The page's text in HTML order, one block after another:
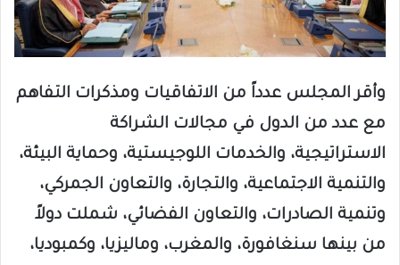
وأقر المجلس عدداً من الاتفاقيات ومذكرات التفاهم
مع عدد من الدول في مجالات الشراكة
الاستراتيجية، والخدمات اللوجيستية، وحماية البيئة،
والتنمية الاجتماعية، والتجارة، والتعاون الجمركي،
وتنمية الصادرات، والتعاون الفضائي، شملت دولاً
من بينها سنغافورة، والمغرب، وماليزيا، وكمبوديا،